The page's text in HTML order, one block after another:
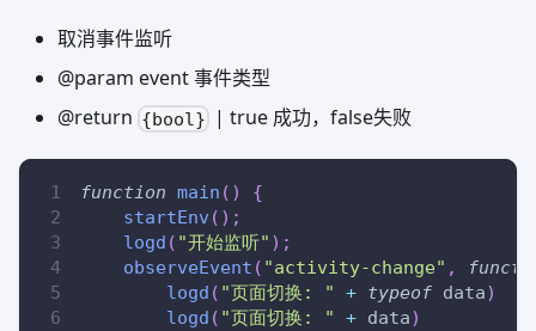
取消事件监听
@param event 事件类型
@return {bool} | true 成功，false失败
function main ( )
{
startEnv ( ) ;
logd ( "开始监听" ) ;
observeEvent ( "activity-change" ,
logd ( "页面切换: " + typeof data)
logd ( "页面切换: " + data)